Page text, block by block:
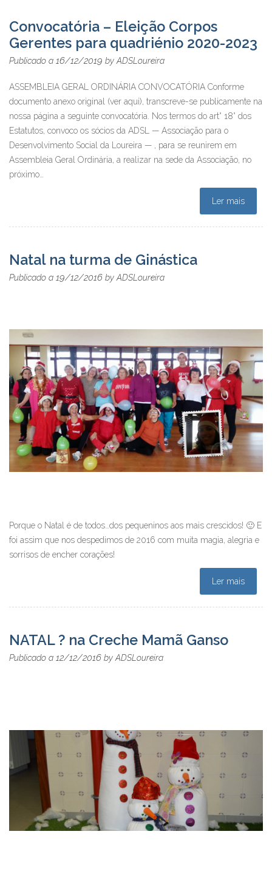
Convocatória – Eleição Corpos
Gerentes para quadriénio 2020-2023
Publicado a 16/12/2019 by ADSLoureira
ASSEMBLEIA GERAL ORDINÁRIA CONVOCATÓRIA Conforme
documento anexo original (ver aqui), transcreve-se publicamente na
nossa página a seguinte convocatória. Nos termos do art° 18° dos
Estatutos, convoco os sócios da ADSL — Associação para o
Desenvolvimento Social da Loureira — , para se reunirem em
Assembleia Geral Ordinária, a realizar na sede da Associação, no
próximo…
Ler mais
Natal na turma de Ginástica
Publicado a 19/12/2016 by ADSLoureira
Porque o Natal é de todos…dos pequeninos aos mais crescidos! 🙂 E
foi assim que nos despedimos de 2016 com muita magia, alegria e
sorrisos de encher corações!
Ler mais
NATAL ? na Creche Mamã Ganso
Publicado a 12/12/2016 by ADSLoureira